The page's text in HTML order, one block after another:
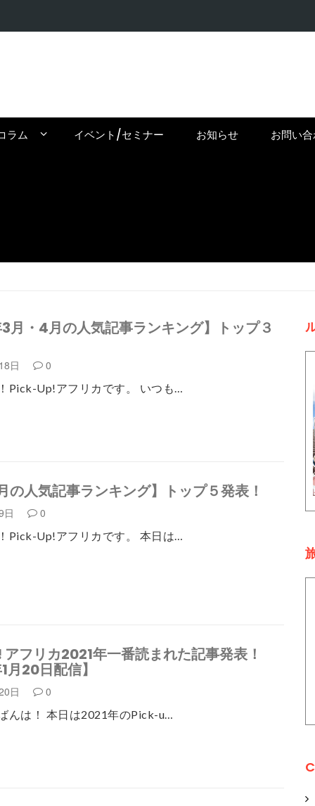
ラム イベント/セミナー お知らせ お問い
月・4月の人気記事ランキング】トップ３
日 0
Pick-Up!アフリカです。 いつも…
の人気記事ランキング】トップ５発表！
日 0
Pick-Up!アフリカです。 本日は…
フリカ2021年一番読まれた記事発表！
20日配信】
日 0
んは！ 本日は2021年のPick-u…